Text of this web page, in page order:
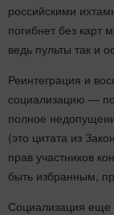
российскими
погибнет без
ведь пульты так и
Реинтеграция и
социализацию —
полное
(это цитата из
прав участников
быть избранным,
Социализация еще